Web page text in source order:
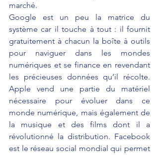
marché.
Google est un peu la matrice du
système car il touche à tout : il fournit
gratuitement à chacun la boîte à outils
pour naviguer dans les mondes
numériques et se finance en revendant
les précieuses données qu’il récolte.
Apple vend une partie du matériel
nécessaire pour évoluer dans ce
monde numérique, mais également de
la musique et des films dont il a
révolutionné la distribution. Facebook
est le réseau social mondial qui permet